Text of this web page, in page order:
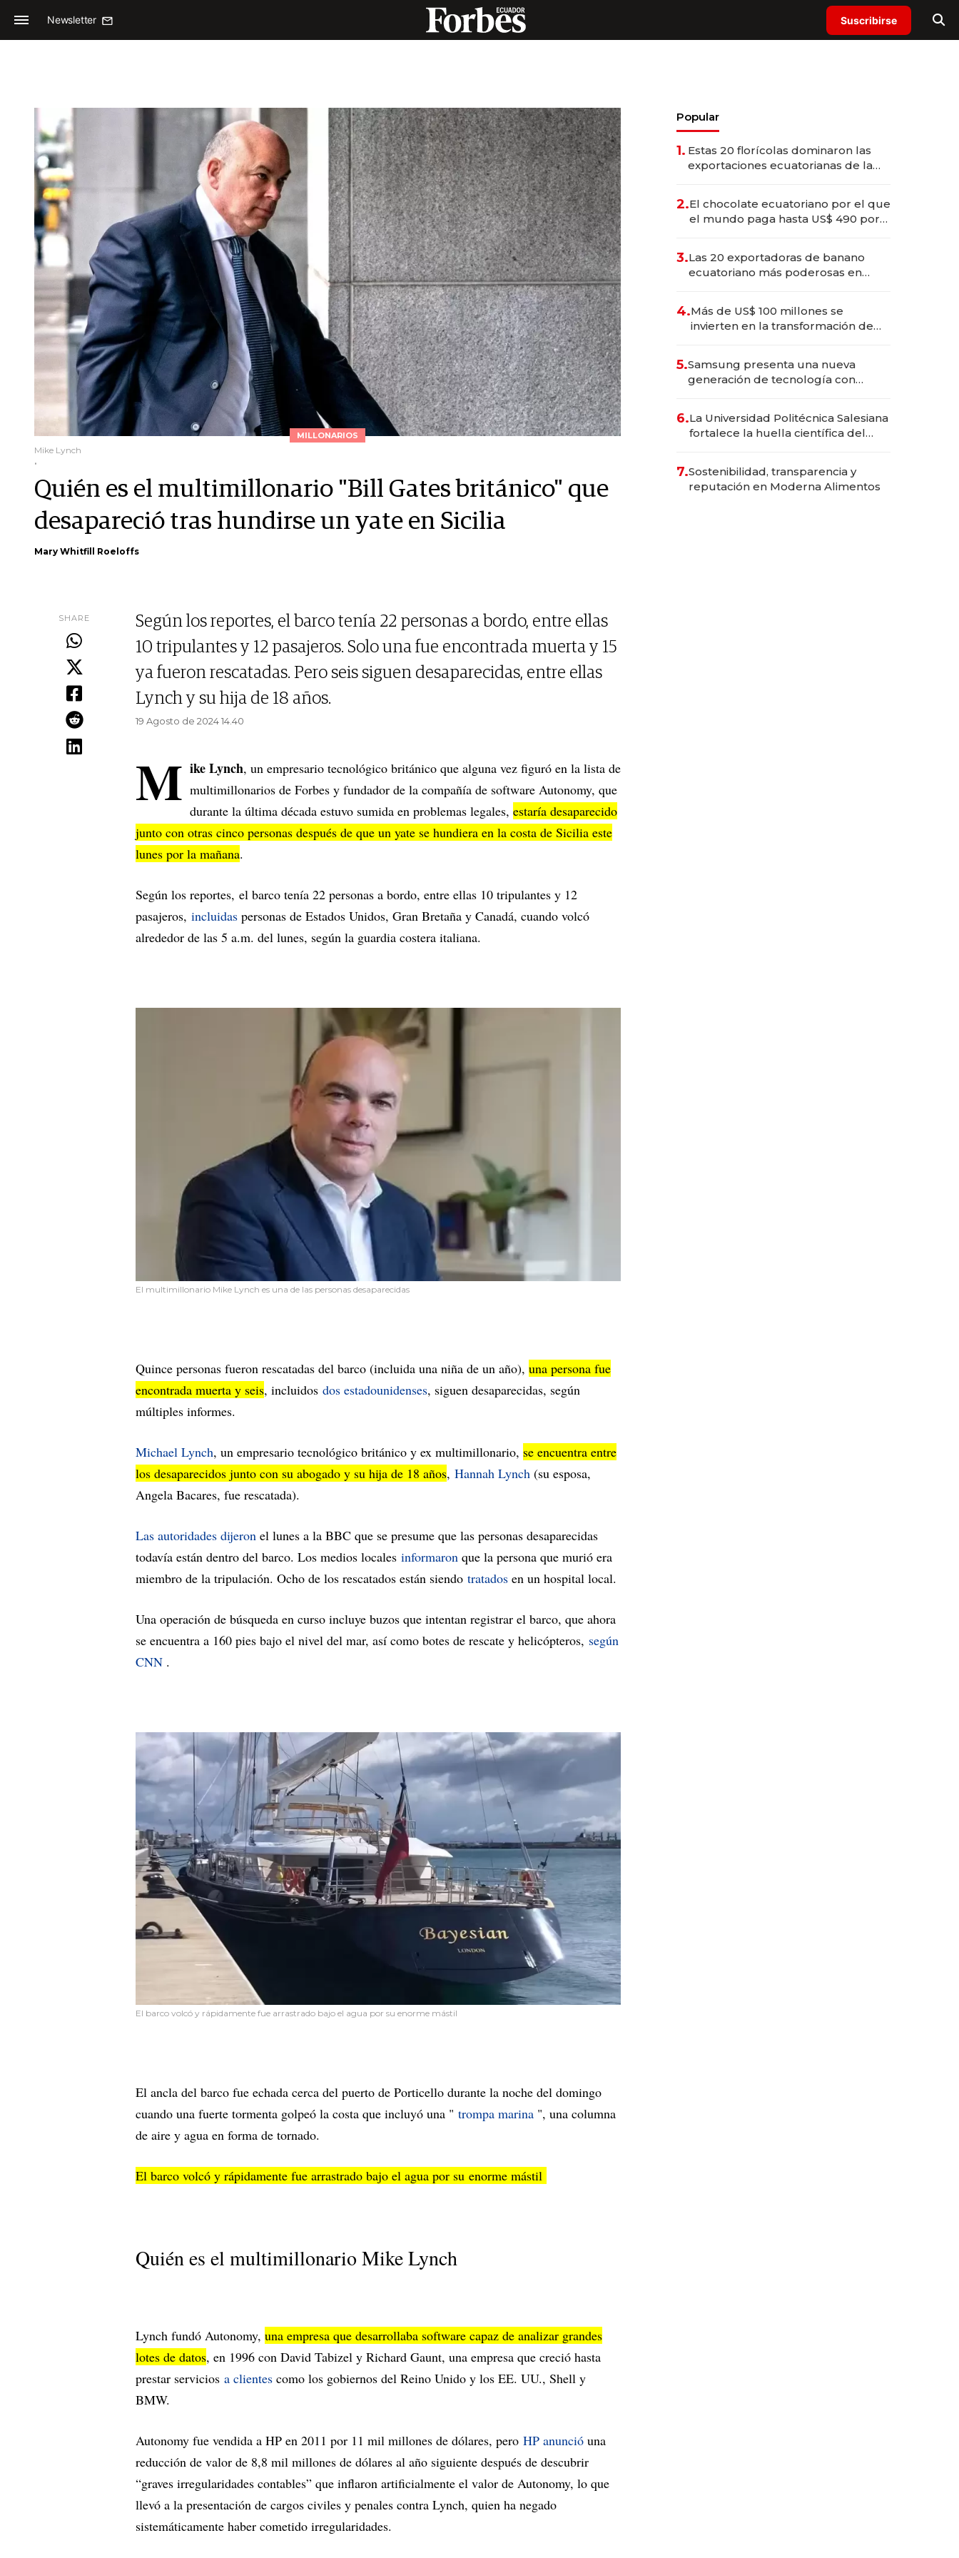
Newsletter Suscribirse
MILLONARIOS
Mike Lynch
.
Quién es el multimillonario "Bill Gates británico" que
desapareció tras hundirse un yate en Sicilia
Mary Whitfill Roeloffs
SHARE
Según los reportes, el barco tenía 22 personas a bordo, entre ellas
10 tripulantes y 12 pasajeros. Solo una fue encontrada muerta y 15
ya fueron rescatadas. Pero seis siguen desaparecidas, entre ellas
Lynch y su hija de 18 años.
19 Agosto de 2024 14.40
M ike Lynch, un empresario tecnológico británico que alguna vez figuró en la lista de
multimillonarios de Forbes y fundador de la compañía de software Autonomy, que
durante la última década estuvo sumida en problemas legales, estaría desaparecido
junto con otras cinco personas después de que un yate se hundiera en la costa de Sicilia este
lunes por la mañana.
Según los reportes, el barco tenía 22 personas a bordo, entre ellas 10 tripulantes y 12
pasajeros, incluidas personas de Estados Unidos, Gran Bretaña y Canadá, cuando volcó
alrededor de las 5 a.m. del lunes, según la guardia costera italiana.
El multimillonario Mike Lynch es una de las personas desaparecidas
Quince personas fueron rescatadas del barco (incluida una niña de un año), una persona fue
encontrada muerta y seis, incluidos dos estadounidenses, siguen desaparecidas, según
múltiples informes.
Michael Lynch, un empresario tecnológico británico y ex multimillonario, se encuentra entre
los desaparecidos junto con su abogado y su hija de 18 años, Hannah Lynch (su esposa,
Angela Bacares, fue rescatada).
Las autoridades dijeron el lunes a la BBC que se presume que las personas desaparecidas
todavía están dentro del barco. Los medios locales informaron que la persona que murió era
miembro de la tripulación. Ocho de los rescatados están siendo tratados en un hospital local.
Una operación de búsqueda en curso incluye buzos que intentan registrar el barco, que ahora
se encuentra a 160 pies bajo el nivel del mar, así como botes de rescate y helicópteros, según
CNN .
El barco volcó y rápidamente fue arrastrado bajo el agua por su enorme mástil
El ancla del barco fue echada cerca del puerto de Porticello durante la noche del domingo
cuando una fuerte tormenta golpeó la costa que incluyó una " trompa marina ", una columna
de aire y agua en forma de tornado.
El barco volcó y rápidamente fue arrastrado bajo el agua por su enorme mástil
Quién es el multimillonario Mike Lynch
Lynch fundó Autonomy, una empresa que desarrollaba software capaz de analizar grandes
lotes de datos, en 1996 con David Tabizel y Richard Gaunt, una empresa que creció hasta
prestar servicios a clientes como los gobiernos del Reino Unido y los EE. UU., Shell y
BMW.
Autonomy fue vendida a HP en 2011 por 11 mil millones de dólares, pero HP anunció una
reducción de valor de 8,8 mil millones de dólares al año siguiente después de descubrir
“graves irregularidades contables” que inflaron artificialmente el valor de Autonomy, lo que
llevó a la presentación de cargos civiles y penales contra Lynch, quien ha negado
sistemáticamente haber cometido irregularidades.
Popular
1. Estas 20 florícolas dominaron las
exportaciones ecuatorianas de la
2.El chocolate ecuatoriano por el que
el mundo paga hasta US$ 490 por
3.Las 20 exportadoras de banano
ecuatoriano más poderosas en
4.Más de US$ 100 millones se
invierten en la transformación de
5.Samsung presenta una nueva
generación de tecnología con
6.La Universidad Politécnica Salesiana
fortalece la huella científica del
7.Sostenibilidad, transparencia y
reputación en Moderna Alimentos